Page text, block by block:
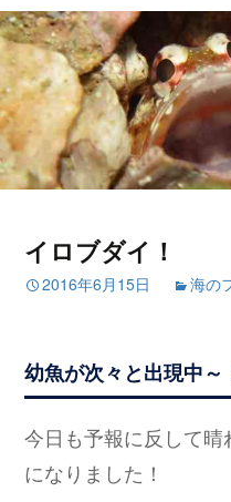
イロブダイ！
2016年6月15日 海の
幼魚が次々と出現中～
今日も予報に反して
になりました！